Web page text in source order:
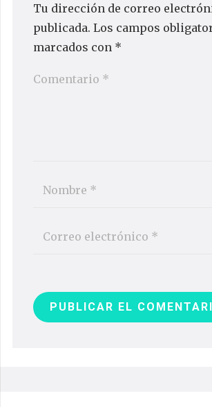
Tu dirección de correo
publicada. Los campos
marcados con *
PUBLICAR EL